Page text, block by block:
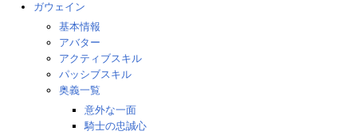
ガウェイン
基本情報
アバター
アクティブスキル
パッシブスキル
奥義一覧
意外な一面
騎士の忠誠心